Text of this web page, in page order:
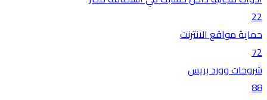
22
حماية مواقع الانترنت
72
شروحات وورد بريس
88